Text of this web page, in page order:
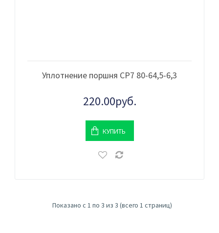
Уплотнение поршня CP7 80-64,5-6,3
220.00руб.
КУПИТЬ
Показано с 1 по 3 из 3 (всего 1 страниц)